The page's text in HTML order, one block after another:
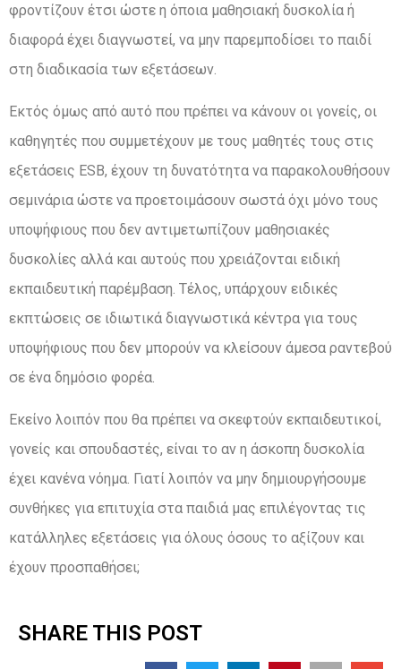
φροντίζουν έτσι ώστε η όποια μαθησιακή δυσκολία ή
διαφορά έχει διαγνωστεί, να μην παρεμποδίσει το παιδί
στη διαδικασία των εξετάσεων.
Εκτός όμως από αυτό που πρέπει να κάνουν οι γονείς, οι
καθηγητές που συμμετέχουν με τους μαθητές τους στις
εξετάσεις ESB, έχουν τη δυνατότητα να παρακολουθήσουν
σεμινάρια ώστε να προετοιμάσουν σωστά όχι μόνο τους
υποψήφιους που δεν αντιμετωπίζουν μαθησιακές
δυσκολίες αλλά και αυτούς που χρειάζονται ειδική
εκπαιδευτική παρέμβαση. Τέλος, υπάρχουν ειδικές
εκπτώσεις σε ιδιωτικά διαγνωστικά κέντρα για τους
υποψήφιους που δεν μπορούν να κλείσουν άμεσα ραντεβού
σε ένα δημόσιο φορέα.
Εκείνο λοιπόν που θα πρέπει να σκεφτούν εκπαιδευτικοί,
γονείς και σπουδαστές, είναι το αν η άσκοπη δυσκολία
έχει κανένα νόημα. Γιατί λοιπόν να μην δημιουργήσουμε
συνθήκες για επιτυχία στα παιδιά μας επιλέγοντας τις
κατάλληλες εξετάσεις για όλους όσους το αξίζουν και
έχουν προσπαθήσει;
SHARE THIS POST